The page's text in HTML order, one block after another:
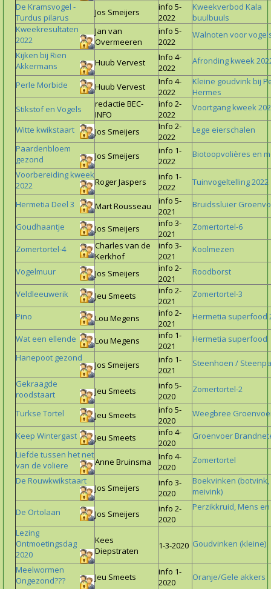
De Kramsvogel -
Turdus pilarus
Jos Smeijers
info 5-
2022
Kweekverbod Kala
buulbuuls
Kweekresultaten
2022
Jan van
Overmeeren
info 5-
2022
Walnoten voor
Kijken bij Rien
Akkermans
Huub Vervest
Info 4-
2022
Afronding kweek
Perle Morbide Huub Vervest
Info 4-
2022
Kleine goudvink bij
Hermes
Stikstof en Vogels
redactie BEC-
INFO
info 2-
2022
Voortgang kweek
Witte kwikstaart Jos Smeijers
Info 2-
2022
Lege eierschalen
Paardenbloem
gezond
Jos Smeijers
info 1-
2022
Biotoopvolières en
Voorbereiding kweek
2022
Roger Jaspers
info 1-
2022
Tuinvogeltelling 2022
Hermetia Deel 3 Mart Rousseau
info 5-
2021
Bruidssluier
Goudhaantje Jos Smeijers
info 3-
2021
Zomertortel-6
Zomertortel-4
Charles van de
Kerkhof
info 3-
2021
Koolmezen
Vogelmuur Jos Smeijers
info 2-
2021
Roodborst
Veldleeuwerik Jeu Smeets
info 2-
2021
Zomertortel-3
Pino Lou Megens
info 2-
2021
Hermetia superfood
Wat een ellende Lou Megens
info 1-
2021
Hermetia superfood
Hanepoot gezond
Jos Smeijers
info 1-
2021
Steenhoen /
Gekraagde
roodstaart
Jeu Smeets
info 5-
2020
Zomertortel-2
Turkse Tortel Jeu Smeets
info 5-
2020
Weegbree
Keep Wintergast Jeu Smeets
info 4-
2020
Groenvoer
Liefde tussen het net
van de voliere
Anne Bruinsma
Info 4-
2020
Zomertortel
De Rouwkwikstaart
Jos Smeijers
info 3-
2020
Boekvinken (botvink,
meivink)
De Ortolaan
Jos Smeijers
info 2-
2020
Perzikkruid, Mens
Lezing
Ontmoetingsdag
2020
Kees
Diepstraten
1-3-2020 Goudvinken (kleine)
Meelwormen
Ongezond???
Jeu Smeets
info 1-
2020
Oranje/Gele akkers